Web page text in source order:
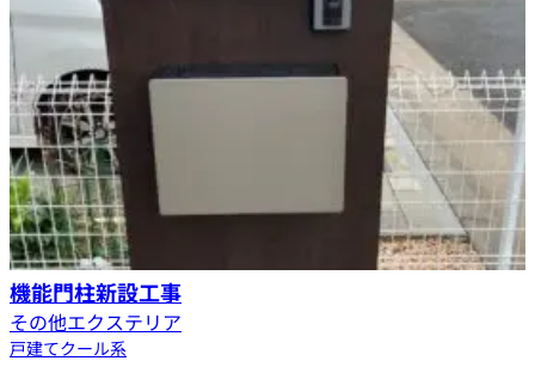
機能門柱新設工事
その他エクステリア
戸建てクール系